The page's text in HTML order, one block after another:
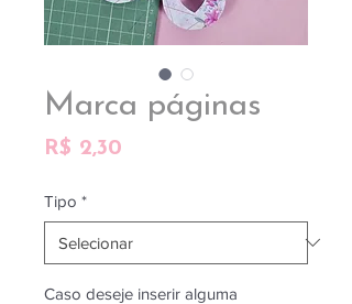
Marca páginas
R$ 2,30
Tipo *
Caso deseje inserir alguma